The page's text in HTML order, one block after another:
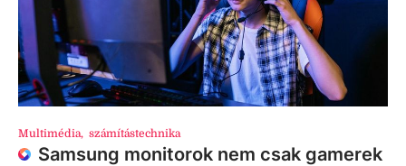
Multimédia, számítástechnika
Samsung monitorok nem csak gamerek